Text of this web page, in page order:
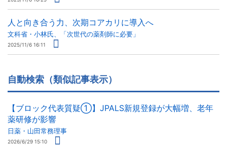
人と向き合う力、次期コアカリに導入へ
文科省・小林氏、「次世代の薬剤師に必要」
2025/11/6 16:11
自動検索（類似記事表示）
【ブロック代表質疑①】JPALS新規登録が大幅増、老年
薬研修が影響
日薬・山田常務理事
2026/6/29 15:10